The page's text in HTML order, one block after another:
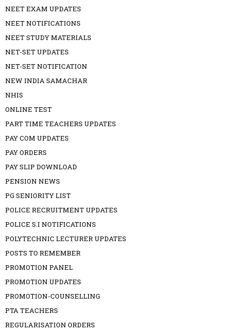
NEET EXAM UPDATES
NEET NOTIFICATIONS
NEET STUDY MATERIALS
NET-SET UPDATES
NET-SET NOTIFICATION
NEW INDIA SAMACHAR
NHIS
ONLINE TEST
PART TIME TEACHERS UPDATES
PAY COM UPDATES
PAY ORDERS
PAY SLIP DOWNLOAD
PENSION NEWS
PG SENIORITY LIST
POLICE RECRUITMENT UPDATES
POLICE S.I NOTIFICATIONS
POLYTECHNIC LECTURER UPDATES
POSTS TO REMEMBER
PROMOTION PANEL
PROMOTION UPDATES
PROMOTION-COUNSELLING
PTA TEACHERS
REGULARISATION ORDERS